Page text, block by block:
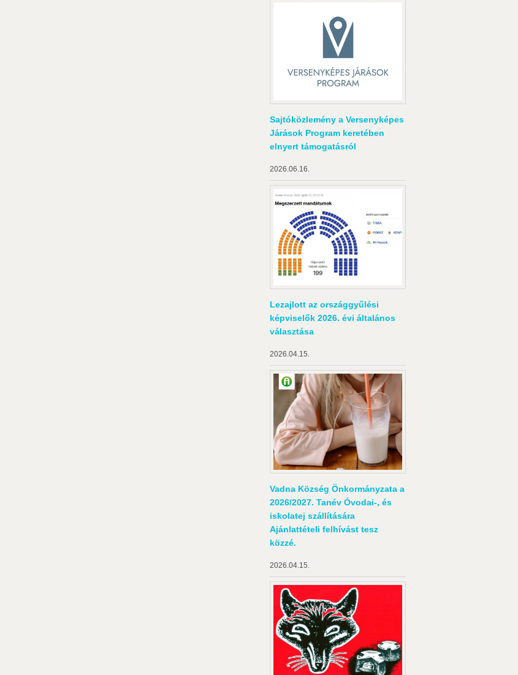
Sajtóközlemény a Versenyképes
Járások Program keretében
elnyert támogatásról
2026.06.16.
Lezajlott az országgyűlési
képviselők 2026. évi általános
választása
2026.04.15.
Vadna Község Önkormányzata a
2026/2027. Tanév Óvodai-, és
iskolatej szállítására
Ajánlattételi felhívást tesz
közzé.
2026.04.15.